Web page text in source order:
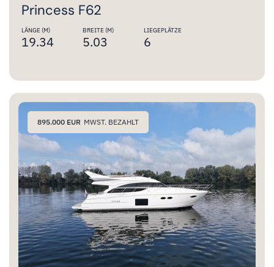
Princess F62
LÄNGE (M)
19.34
BREITE (M)
5.03
LIEGEPLÄTZE
6
895.000 EUR MWST. BEZAHLT